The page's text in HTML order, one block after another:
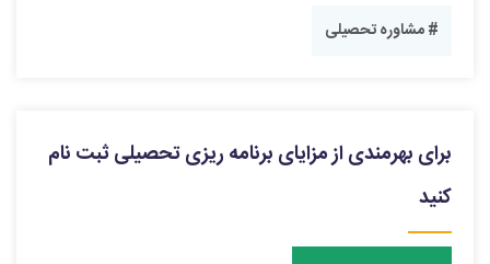
# مشاوره تحصیلی
برای بهرمندی از مزایای برنامه ریزی تحصیلی ثبت نام
کنید